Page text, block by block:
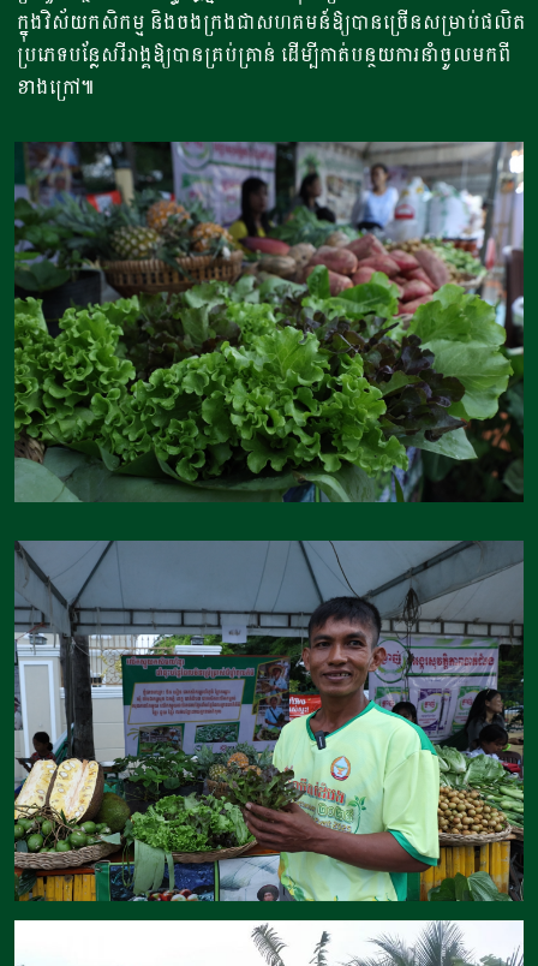
ក្នុងវិស័យកសិកម្ម និងចងក្រងជាសហគមន៍ឱ្យបានច្រើនសម្រាប់ផលិត
ប្រភេទបន្លែសរីរាង្គឱ្យបានគ្រប់គ្រាន់ ដើម្បីកាត់បន្ថយការនាំចូលមកពី
ខាងក្រៅ៕